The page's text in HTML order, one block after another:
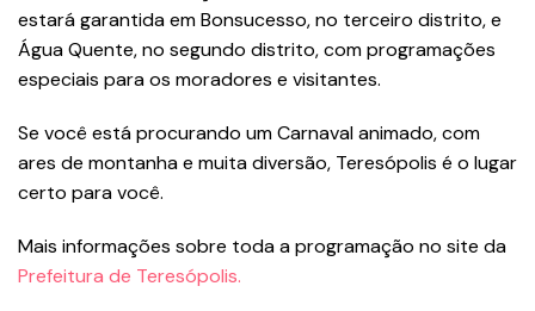
estará garantida em Bonsucesso, no terceiro distrito, e
Água Quente, no segundo distrito, com programações
especiais para os moradores e visitantes.
Se você está procurando um Carnaval animado, com
ares de montanha e muita diversão, Teresópolis é o lugar
certo para você.
Mais informações sobre toda a programação no site da
Prefeitura de Teresópolis.